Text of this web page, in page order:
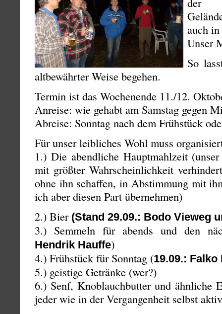
auch
Unser
So
altbewährter Weise begehen.
Termin ist das Wochenende 11./12.
Anreise: wie gehabt am Samstag gegen
Abreise: Sonntag nach dem Frühstück
Für unser leibliches Wohl muss
1.) Die abendliche Hauptmahlzeit
mit größter Wahrscheinlichkeit
ohne ihn schaffen, in Abstimmung mit
ich aber diesen Part übernehmen)
2.) Bier (Stand 29.09.: Bodo Vieweg
3.) Semmeln für abends und den
Hendrik Hauffe)
4.) Frühstück für Sonntag (19.09.:
5.) geistige Getränke (wer?)
6.) Senf, Knoblauchbutter und ähnliche
jeder wie in der Vergangenheit selbst